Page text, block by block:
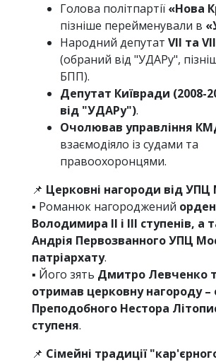
Голова політпартії «Нова
пізніше перейменували в
Народний депутат VII та
(обраний від "УДАРу",
БПП).
Депутат Київради (2008-
від "УДАРу").
Очолював управління
взаємодіяло із судами та
правоохоронцями.
📌 Церковні нагороди від УПЦ
▪️ Романюк нагороджений
Володимира II і III ступенів, а
Андрія Первозванного УПЦ
патріархату.
▪️ Його зять Дмитро Левченко
отримав церковну нагороду –
Преподобного Нестора
ступеня.
📌 Сімейні традиції